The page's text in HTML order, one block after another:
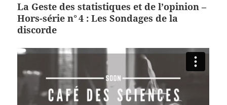
La Geste des statistiques et de l’opinion –
Hors-série n° 4 : Les Sondages de la
discorde